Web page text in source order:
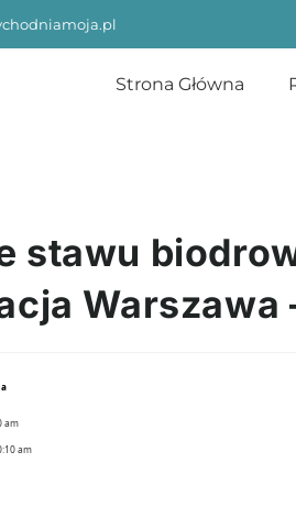
Strona Główna
stawu
am
am